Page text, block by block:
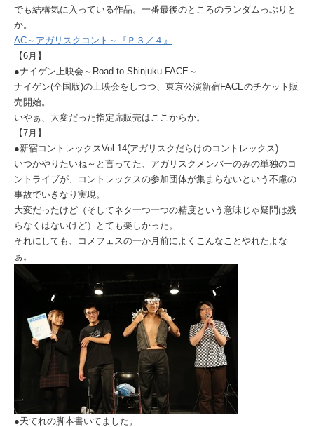
でも結構気に入っている作品。一番最後のところのランダムっぷりと
か。
AC～アガリスクコント～『Ｐ３／４』
【6月】
●ナイゲン上映会～Road to Shinjuku FACE～
ナイゲン(全国版)の上映会をしつつ、東京公演新宿FACEのチケット販
売開始。
いやぁ、大変だった指定席販売はここからか。
【7月】
●新宿コントレックスVol.14(アガリスクだらけのコントレックス)
いつかやりたいね～と言ってた、アガリスクメンバーのみの単独のコ
ントライブが、コントレックスの参加団体が集まらないという不慮の
事故でいきなり実現。
大変だったけど（そしてネタ一つ一つの精度という意味じゃ疑問は残
らなくはないけど）とても楽しかった。
それにしても、コメフェスの一か月前によくこんなことやれたよな
ぁ。
●天てれの脚本書いてました。